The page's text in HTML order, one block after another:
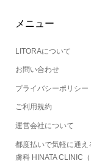
メニュー
LITORAについて
お問い合わせ
プライバシーポリシー
ご利用規約
運営会社について
都度払いで気軽に通え
膚科 HINATA CLINIC